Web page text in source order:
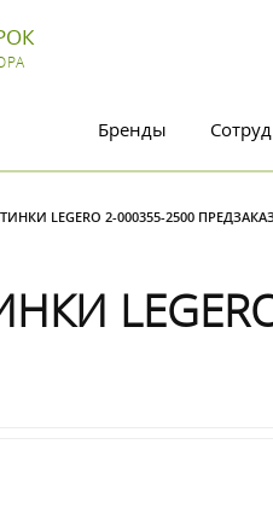
Бренды
LEGERO 2-000355-2500